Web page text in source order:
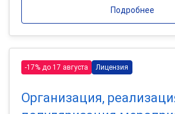
Подробнее
-17% до 17 августа Лицензия
Организация,